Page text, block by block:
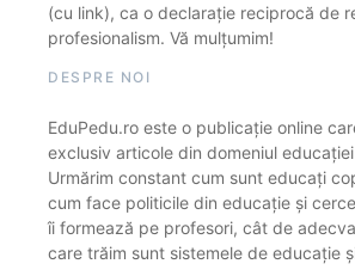
(cu link), ca o declarație reciprocă de
profesionalism. Vă mulțumim!
DESPRE NOI
EduPedu.ro este o publicație online
exclusiv articole din domeniul
Urmărim constant cum sunt educați
cum face politicile din educație și
îi formează pe profesori, cât de
care trăim sunt sistemele de educație